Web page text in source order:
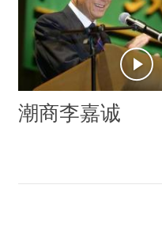
潮商李嘉诚